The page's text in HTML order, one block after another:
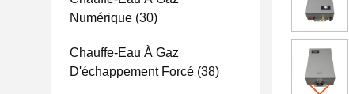
Numérique (30)
Chauffe-Eau À Gaz
D'échappement Forcé (38)